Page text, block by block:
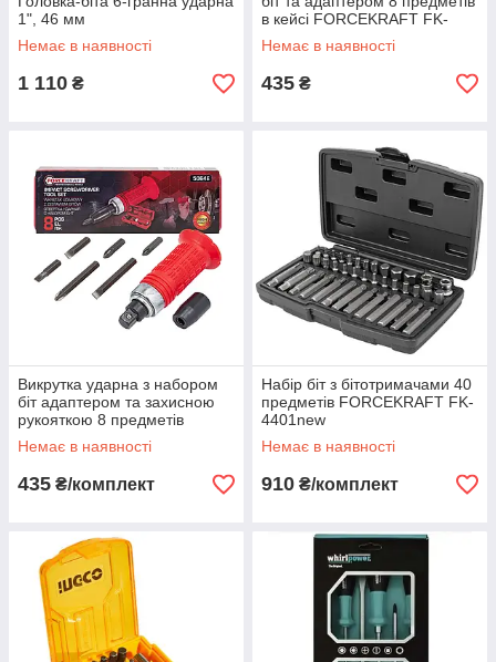
1", 46 мм
Немає в наявності
1 110 ₴
в кейсі FORCEKRAFT FK-
5064D
Немає в наявності
435 ₴
Викрутка ударна з набором
біт адаптером та захисною
рукояткою 8 предметів
FORCEKRAFT FK-5064E
Немає в наявності
435 ₴/комплект
Набір біт з бітотримачами 40
предметів FORCEKRAFT FK-
4401new
Немає в наявності
910 ₴/комплект